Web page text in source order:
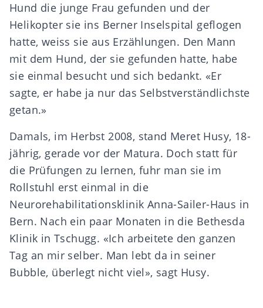
Hund die junge Frau gefunden und der
Helikopter sie ins Berner Inselspital geflogen
hatte, weiss sie aus Erzählungen. Den Mann
mit dem Hund, der sie gefunden hatte, habe
sie einmal besucht und sich bedankt. «Er
sagte, er habe ja nur das Selbstverständlichste
getan.»
Damals, im Herbst 2008, stand Meret Husy, 18-
jährig, gerade vor der Matura. Doch statt für
die Prüfungen zu lernen, fuhr man sie im
Rollstuhl erst einmal in die
Neurorehabilitationsklinik Anna-Sailer-Haus in
Bern. Nach ein paar Monaten in die Bethesda
Klinik in Tschugg. «Ich arbeitete den ganzen
Tag an mir selber. Man lebt da in seiner
Bubble, überlegt nicht viel», sagt Husy.